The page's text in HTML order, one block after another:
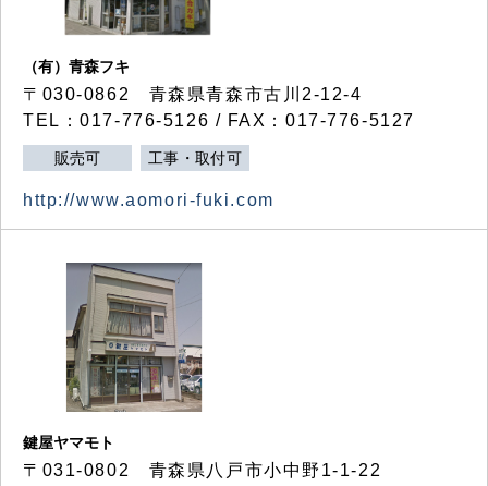
（有）青森フキ
〒030-0862 青森県青森市古川2-12-4
TEL：017-776-5126 / FAX：017-776-5127
販売可 工事・取付可
http://www.aomori-fuki.com
鍵屋ヤマモト
〒031-0802 青森県八戸市小中野1-1-22